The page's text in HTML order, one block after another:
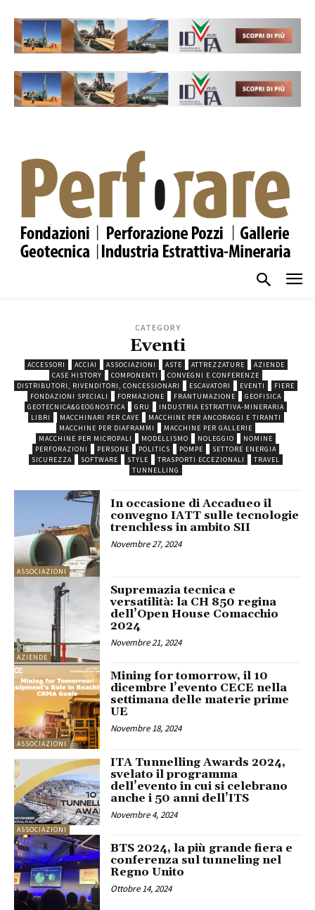
CATEGORY
Eventi
ACCESSORI ACCIAI ASSOCIAZIONI ASTE ATTREZZATURE
AZIENDE
CASE HISTORY
COMPONENTI
CONVEGNI E CONFERENZE
DISTRIBUTORI, RIVENDITORI, CONCESSIONARI
ESCAVATORI EVENTI
FIERE
FONDAZIONI SPECIALI
FORMAZIONE FRANTUMAZIONE
GEOFISICA
GEOTECNICA&GEOGNOSTICA
GRU
INDUSTRIA ESTRATTIVA-MINERARIA
LIBRI
MACCHINARI PER CAVE
MACCHINE PER ANCORAGGI E TIRANTI
MACCHINE PER DIAFRAMMI
MACCHINE PER GALLERIE
MACCHINE PER MICROPALI
MODELLISMO NOLEGGIO
NOMINE
PERFORAZIONI
PERSONE POLITICS POMPE
SETTORE ENERGIA
SICUREZZA
SOFTWARE STYLE TRASPORTI ECCEZIONALI
TRAVEL
TUNNELLING
ASSOCIAZIONI
In occasione di Accadueo il
convegno IATT sulle tecnologie
trenchless in ambito SII
Novembre 27, 2024
AZIENDE
Supremazia tecnica e
versatilità: la CH 850 regina
dell’Open House Comacchio
2024
Novembre 21, 2024
ASSOCIAZIONI
Mining for tomorrow, il 10
dicembre l’evento CECE nella
settimana delle materie prime
UE
Novembre 18, 2024
ASSOCIAZIONI
ITA Tunnelling Awards 2024,
svelato il programma
dell’evento in cui si celebrano
anche i 50 anni dell’ITS
Novembre 4, 2024
BTS 2024, la più grande fiera e
conferenza sul tunneling nel
Regno Unito
Ottobre 14, 2024